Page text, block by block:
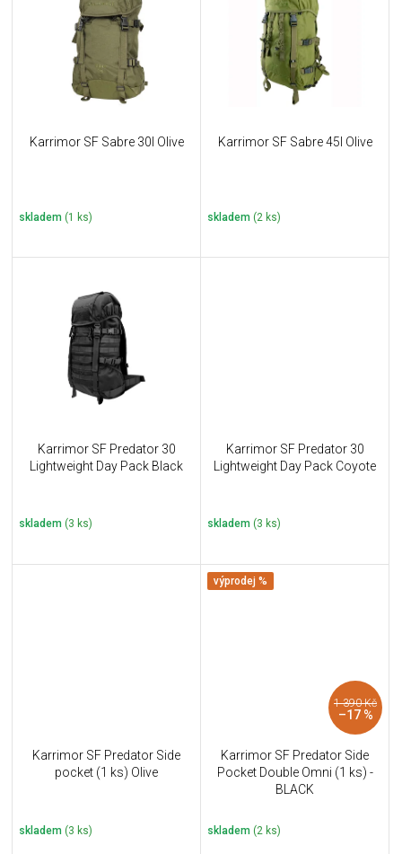
Karrimor SF Sabre 30l Olive
skladem (1 ks)
Karrimor SF Sabre 45l Olive
skladem (2 ks)
Karrimor SF Predator 30
Lightweight Day Pack Black
skladem (3 ks)
Karrimor SF Predator 30
Lightweight Day Pack Coyote
skladem (3 ks)
Karrimor SF Predator Side
pocket (1 ks) Olive
skladem (3 ks)
výprodej %
1 390 Kč
–17 %
Karrimor SF Predator Side
Pocket Double Omni (1 ks) -
BLACK
skladem (2 ks)